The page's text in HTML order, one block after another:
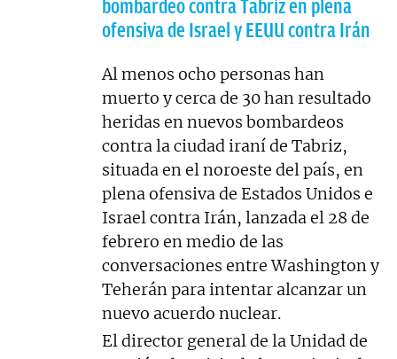
bombardeo contra Tabriz en plena
ofensiva de Israel y EEUU contra Irán
Al menos ocho personas han
muerto y cerca de 30 han resultado
heridas en nuevos bombardeos
contra la ciudad iraní de Tabriz,
situada en el noroeste del país, en
plena ofensiva de Estados Unidos e
Israel contra Irán, lanzada el 28 de
febrero en medio de las
conversaciones entre Washington y
Teherán para intentar alcanzar un
nuevo acuerdo nuclear.
El director general de la Unidad de